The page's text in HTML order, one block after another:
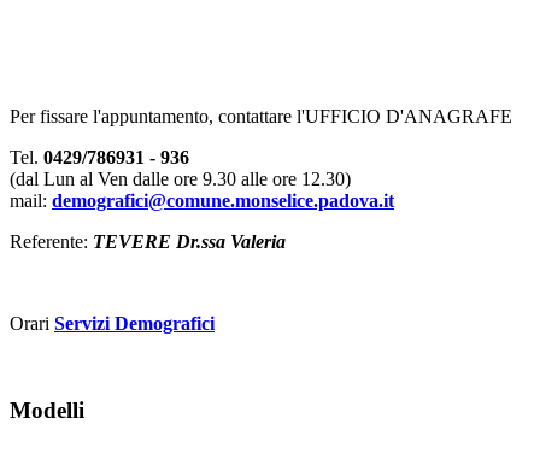
Per fissare l'appuntamento, contattare l'UFFICIO D'ANAGRAFE
Tel. 0429/786931 - 936
(dal Lun al Ven dalle ore 9.30 alle ore 12.30)
mail: demografici@comune.monselice.padova.it
Referente: TEVERE Dr.ssa Valeria
Orari Servizi Demografici
Modelli